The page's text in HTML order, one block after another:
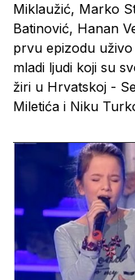
Miklaužić, Marko
Batinović, Hanan
prvu epizodu
mladi ljudi koji su
žiri u Hrvatskoj -
Miletića i Niku